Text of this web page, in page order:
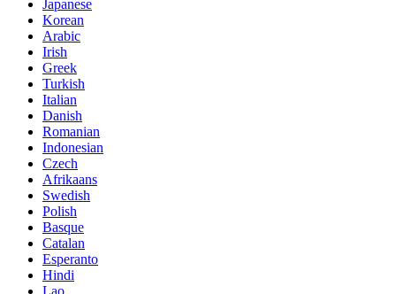
Japanese
Korean
Arabic
Irish
Greek
Turkish
Italian
Danish
Romanian
Indonesian
Czech
Afrikaans
Swedish
Polish
Basque
Catalan
Esperanto
Hindi